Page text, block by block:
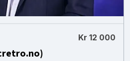
Kr 12 000